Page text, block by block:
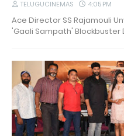
TELUGUCINEMAS 4:05 PM
Ace Director SS Rajamouli
'Gaali Sampath' Blockbuster